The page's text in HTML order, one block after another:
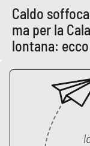
LaC TV
LaC Network
LaC OnAir
EDIZIONI
Caldo
ma per la
lontana: